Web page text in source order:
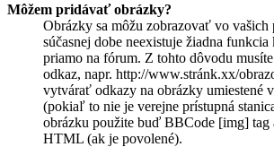
Môžem pridávať obrázky?
Obrázky sa môžu zobrazovať vo
súčasnej dobe neexistuje žiadna
priamo na fórum. Z tohto dôvodu
odkaz, napr. http://www.stránk.xx/
vytvárať odkazy na obrázky umiestené
(pokiaľ to nie je verejne prístupná
obrázku použite buď BBCode [img] tag
HTML (ak je povolené).